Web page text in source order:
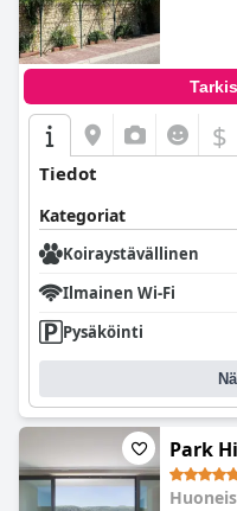
$
Tiedot
Kategoriat
Koiraystävällinen
Ilmainen Wi-Fi
Pysäköinti
Park